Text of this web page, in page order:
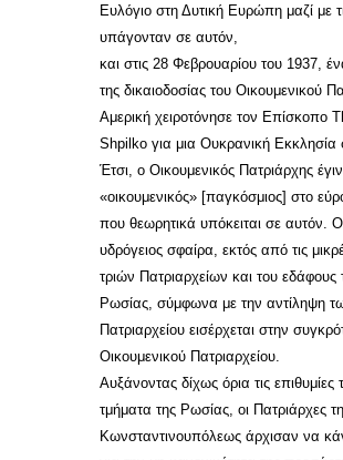
Ευλόγιο στη Δυτική Ευρώπη μαζί με
υπάγονταν σε αυτόν,
και στις 28 Φεβρουαρίου του 1937,
της δικαιοδοσίας του Οικουμενικού
Αμερική χειροτόνησε τον Επίσκοπο
Shpilko για μια Ουκρανική Εκκλησία
Έτσι, ο Οικουμενικός Πατριάρχης
«οικουμενικός» [παγκόσμιος] στο
που θεωρητικά υπόκειται σε αυτόν.
υδρόγειος σφαίρα, εκτός από τις
τριών Πατριαρχείων και του εδάφους
Ρωσίας, σύμφωνα με την αντίληψη
Πατριαρχείου εισέρχεται στην
Οικουμενικού Πατριαρχείου.
Αυξάνοντας δίχως όρια τις
τμήματα της Ρωσίας, οι Πατριάρχες
Κωνσταντινουπόλεως άρχισαν να